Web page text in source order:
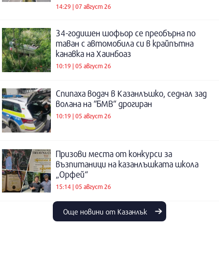
14:29 | 07 август 26
34-годишен шофьор се преобърна по
таван с автомобила си в крайпътна
канавка на Хаинбоаз
10:19 | 05 август 26
Спипаха водач в Казанлъшко, седнал зад
волана на “БМВ“ дрогиран
10:19 | 05 август 26
Призови места от конкурси за
възпитаници на казанлъшката школа
„Орфей“
15:14 | 05 август 26
Още новини от Казанлък